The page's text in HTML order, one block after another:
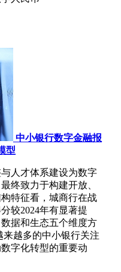
中小银行数字金融报
型
人才体系建设为数字
终致力于构建开放、
特征看，城商行在战
较2024年有显著提
据和生态五个维度方
越多的中小银行关注
字化转型的重要动